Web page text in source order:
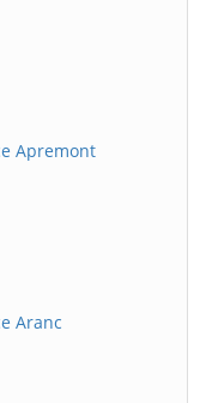
Apremont
Aranc